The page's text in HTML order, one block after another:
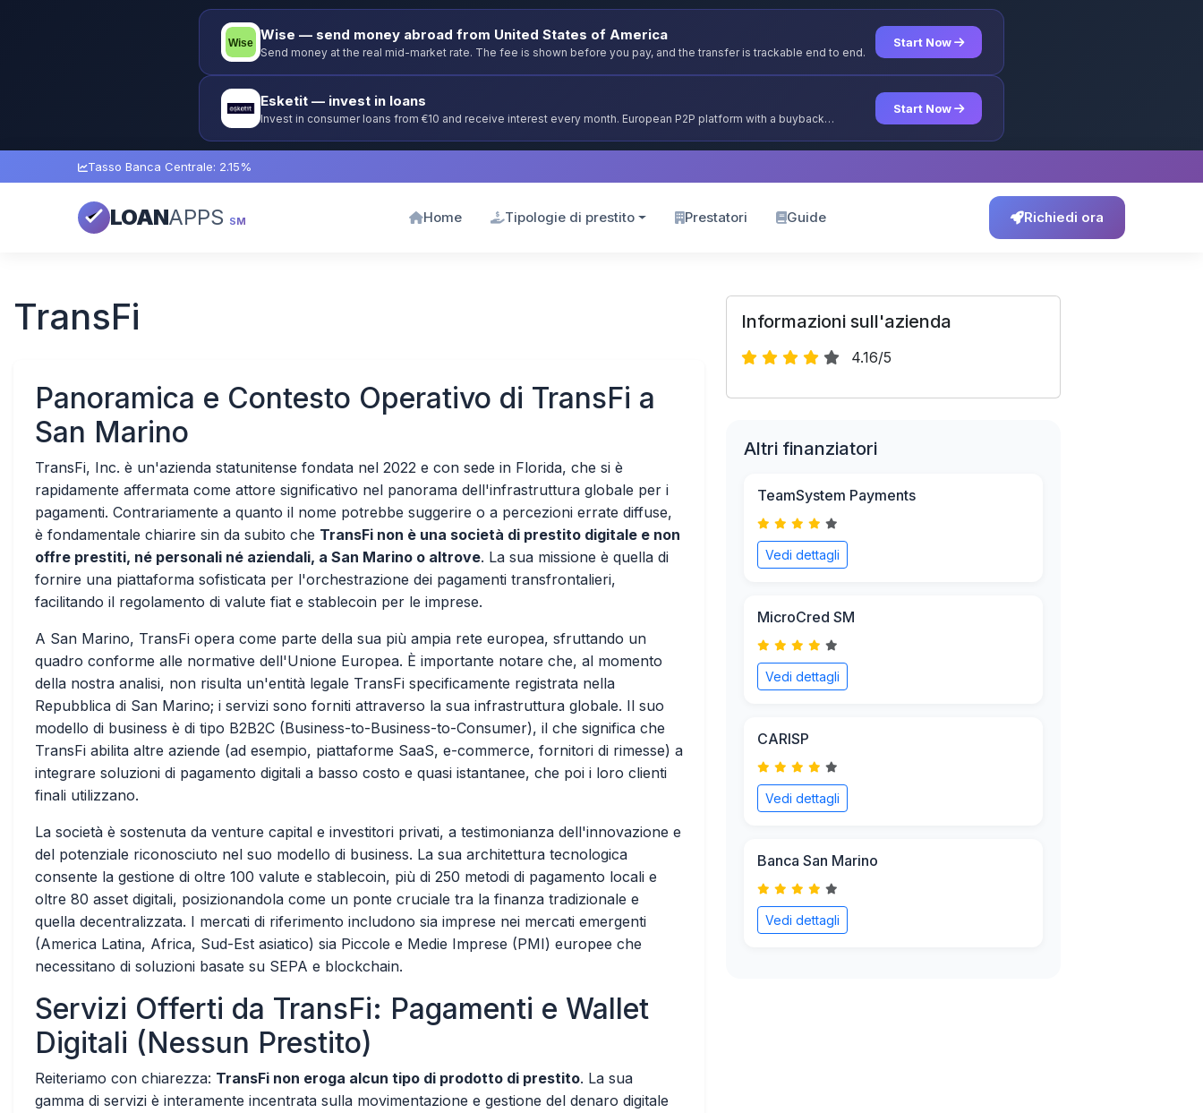
Wise — send money abroad from United States of America
Send money at the real mid-market rate. The fee is shown before you pay, and the transfer is trackable end to end.
Start Now
Esketit — invest in loans
Invest in consumer loans from €10 and receive interest every month. European P2P platform with a buyback
Start Now
Tasso Banca Centrale: 2.15%
LOANAPPS SM Home Tipologie di prestito Prestatori Guide Richiedi ora
TransFi
Panoramica e Contesto Operativo di TransFi a
San Marino
TransFi, Inc. è un'azienda statunitense fondata nel 2022 e con sede in Florida, che si è
rapidamente affermata come attore significativo nel panorama dell'infrastruttura globale per i
pagamenti. Contrariamente a quanto il nome potrebbe suggerire o a percezioni errate diffuse,
è fondamentale chiarire sin da subito che TransFi non è una società di prestito digitale e non
offre prestiti, né personali né aziendali, a San Marino o altrove. La sua missione è quella di
fornire una piattaforma sofisticata per l'orchestrazione dei pagamenti transfrontalieri,
facilitando il regolamento di valute fiat e stablecoin per le imprese.
A San Marino, TransFi opera come parte della sua più ampia rete europea, sfruttando un
quadro conforme alle normative dell'Unione Europea. È importante notare che, al momento
della nostra analisi, non risulta un'entità legale TransFi specificamente registrata nella
Repubblica di San Marino; i servizi sono forniti attraverso la sua infrastruttura globale. Il suo
modello di business è di tipo B2B2C (Business-to-Business-to-Consumer), il che significa che
TransFi abilita altre aziende (ad esempio, piattaforme SaaS, e-commerce, fornitori di rimesse) a
integrare soluzioni di pagamento digitali a basso costo e quasi istantanee, che poi i loro clienti
finali utilizzano.
La società è sostenuta da venture capital e investitori privati, a testimonianza dell'innovazione e
del potenziale riconosciuto nel suo modello di business. La sua architettura tecnologica
consente la gestione di oltre 100 valute e stablecoin, più di 250 metodi di pagamento locali e
oltre 80 asset digitali, posizionandola come un ponte cruciale tra la finanza tradizionale e
quella decentralizzata. I mercati di riferimento includono sia imprese nei mercati emergenti
(America Latina, Africa, Sud-Est asiatico) sia Piccole e Medie Imprese (PMI) europee che
necessitano di soluzioni basate su SEPA e blockchain.
Servizi Offerti da TransFi: Pagamenti e Wallet
Digitali (Nessun Prestito)
Reiteriamo con chiarezza: TransFi non eroga alcun tipo di prodotto di prestito. La sua
gamma di servizi è interamente incentrata sulla movimentazione e gestione del denaro digitale
Informazioni sull'azienda
4.16/5
Altri finanziatori
TeamSystem Payments
Vedi dettagli
MicroCred SM
Vedi dettagli
CARISP
Vedi dettagli
Banca San Marino
Vedi dettagli